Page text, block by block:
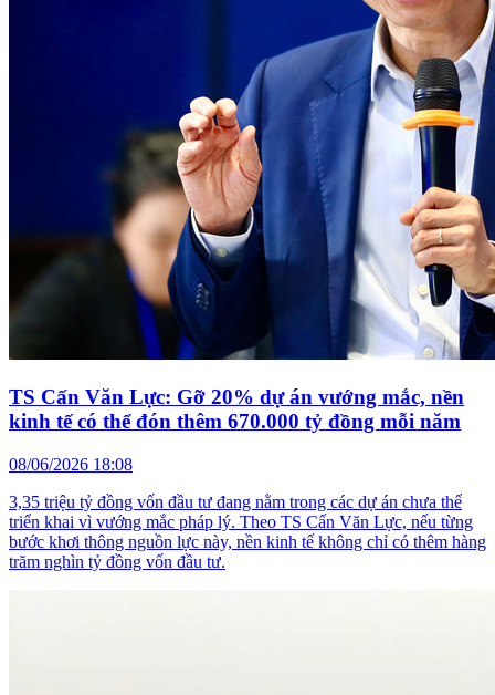
TS Cấn Văn Lực: Gỡ 20% dự án vướng mắc, nền
kinh tế có thể đón thêm 670.000 tỷ đồng mỗi năm
08/06/2026 18:08
3,35 triệu tỷ đồng vốn đầu tư đang nằm trong các dự án chưa thể
triển khai vì vướng mắc pháp lý. Theo TS Cấn Văn Lực, nếu từng
bước khơi thông nguồn lực này, nền kinh tế không chỉ có thêm hàng
trăm nghìn tỷ đồng vốn đầu tư.